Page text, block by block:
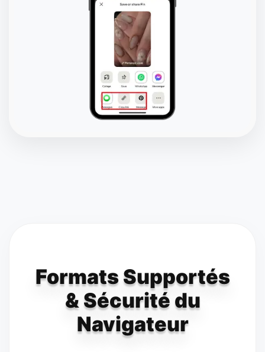
Formats Supportés
& Sécurité du
Navigateur